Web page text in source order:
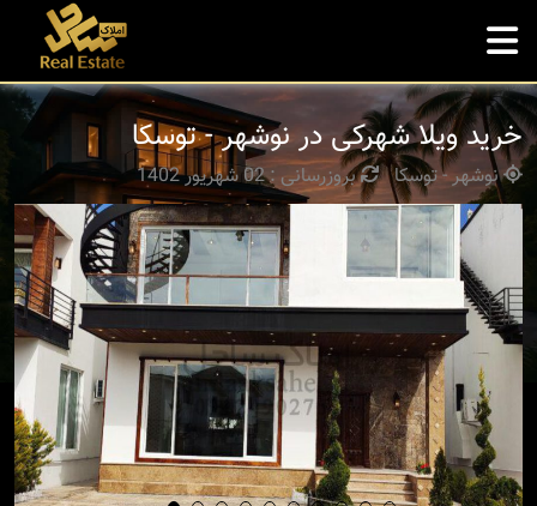
خرید ویلا شهرکی در نوشهر - توسکا
نوشهر - توسکا بروزرسانی : 02 شهریور 1402